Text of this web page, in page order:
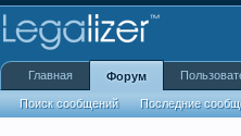
Главная Форум
Поиск сообщений Последние